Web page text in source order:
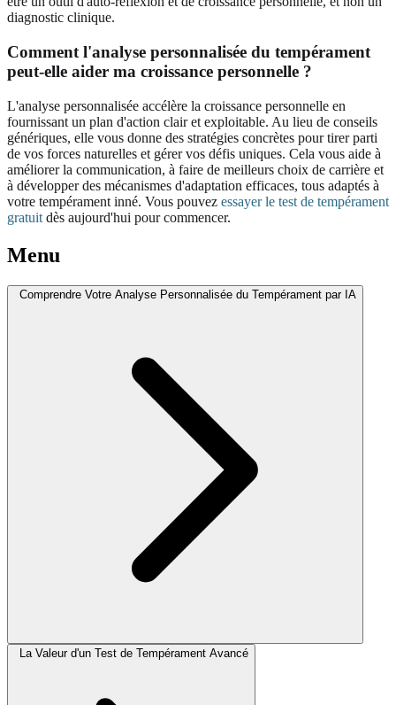
diagnostic clinique.
Comment l'analyse personnalisée du tempérament
peut-elle aider ma croissance personnelle ?
L'analyse personnalisée accélère la croissance personnelle en
fournissant un plan d'action clair et exploitable. Au lieu de conseils
génériques, elle vous donne des stratégies concrètes pour tirer parti
de vos forces naturelles et gérer vos défis uniques. Cela vous aide à
améliorer la communication, à faire de meilleurs choix de carrière et
à développer des mécanismes d'adaptation efficaces, tous adaptés à
votre tempérament inné. Vous pouvez essayer le test de tempérament
gratuit dès aujourd'hui pour commencer.
Menu
Comprendre Votre Analyse Personnalisée du Tempérament par IA
La Valeur d'un Test de Tempérament Avancé